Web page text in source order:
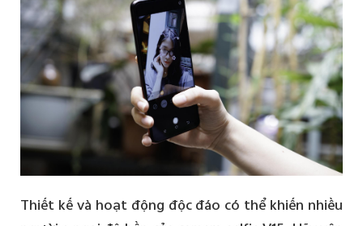
Thiết kế và hoạt động độc đáo có thể khiến nhiều